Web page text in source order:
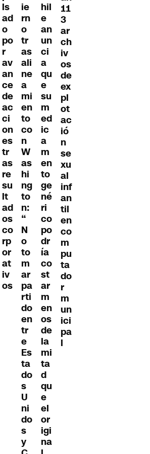
ls
ad
o
po
r
av
an
ce
de
ac
ci
on
es
tr
as
re
su
lt
ad
os
co
rp
or
at
iv
os
ie
rn
o
tr
as
ali
ne
a
mi
en
to
co
n
W
as
hi
ng
to
n:
“
N
o
to
m
ar
pa
rti
do
en
tr
e
Es
ta
do
s
U
ni
do
s
y
hil
e
an
un
ci
a
qu
e
su
m
ed
ic
a
m
en
to
ge
né
ri
co
po
dr
ía
co
st
ar
m
en
os
de
la
mi
ta
d
qu
e
el
or
igi
na
11
3
ar
ch
iv
os
de
ex
pl
ot
ac
ió
n
se
xu
al
inf
an
til
en
co
m
pu
ta
do
r
m
un
ici
pa
l